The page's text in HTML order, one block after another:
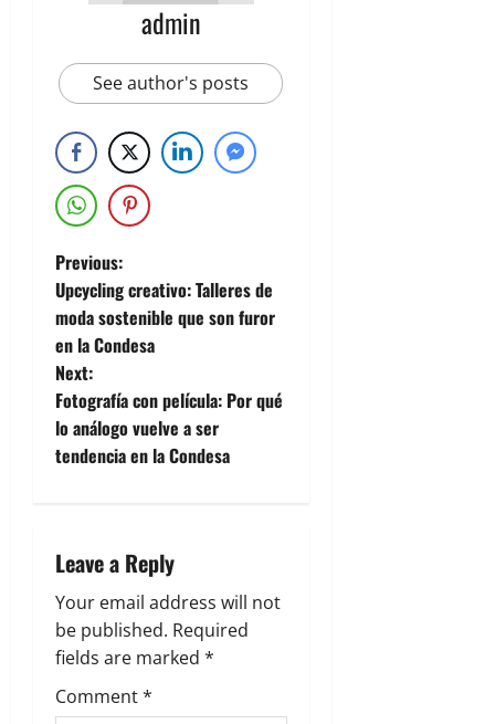
admin
See author's posts
Previous:
Upcycling creativo: Talleres de
moda sostenible que son furor
en la Condesa
Next:
Fotografía con película: Por qué
lo análogo vuelve a ser
tendencia en la Condesa
Leave a Reply
Your email address will not
be published. Required
fields are marked *
Comment*